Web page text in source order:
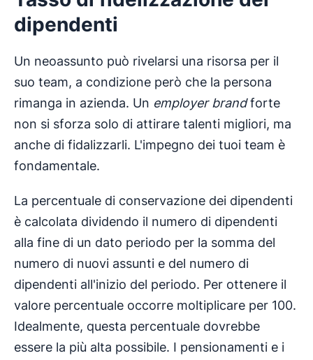
dipendenti
Un neoassunto può rivelarsi una risorsa per il
suo team, a condizione però che la persona
rimanga in azienda. Un employer brandforte
non si sforza solo di attirare talenti migliori, ma
anche di fidalizzarli. L'impegno dei tuoi team è
fondamentale.
La percentuale di conservazione dei dipendenti
è calcolata dividendo il numero di dipendenti
alla fine di un dato periodo per la somma del
numero di nuovi assunti e del numero di
dipendenti all'inizio del periodo. Per ottenere il
valore percentuale occorre moltiplicare per 100.
Idealmente, questa percentuale dovrebbe
essere la più alta possibile. I pensionamenti e i